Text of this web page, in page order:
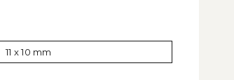
11 x 10 mm